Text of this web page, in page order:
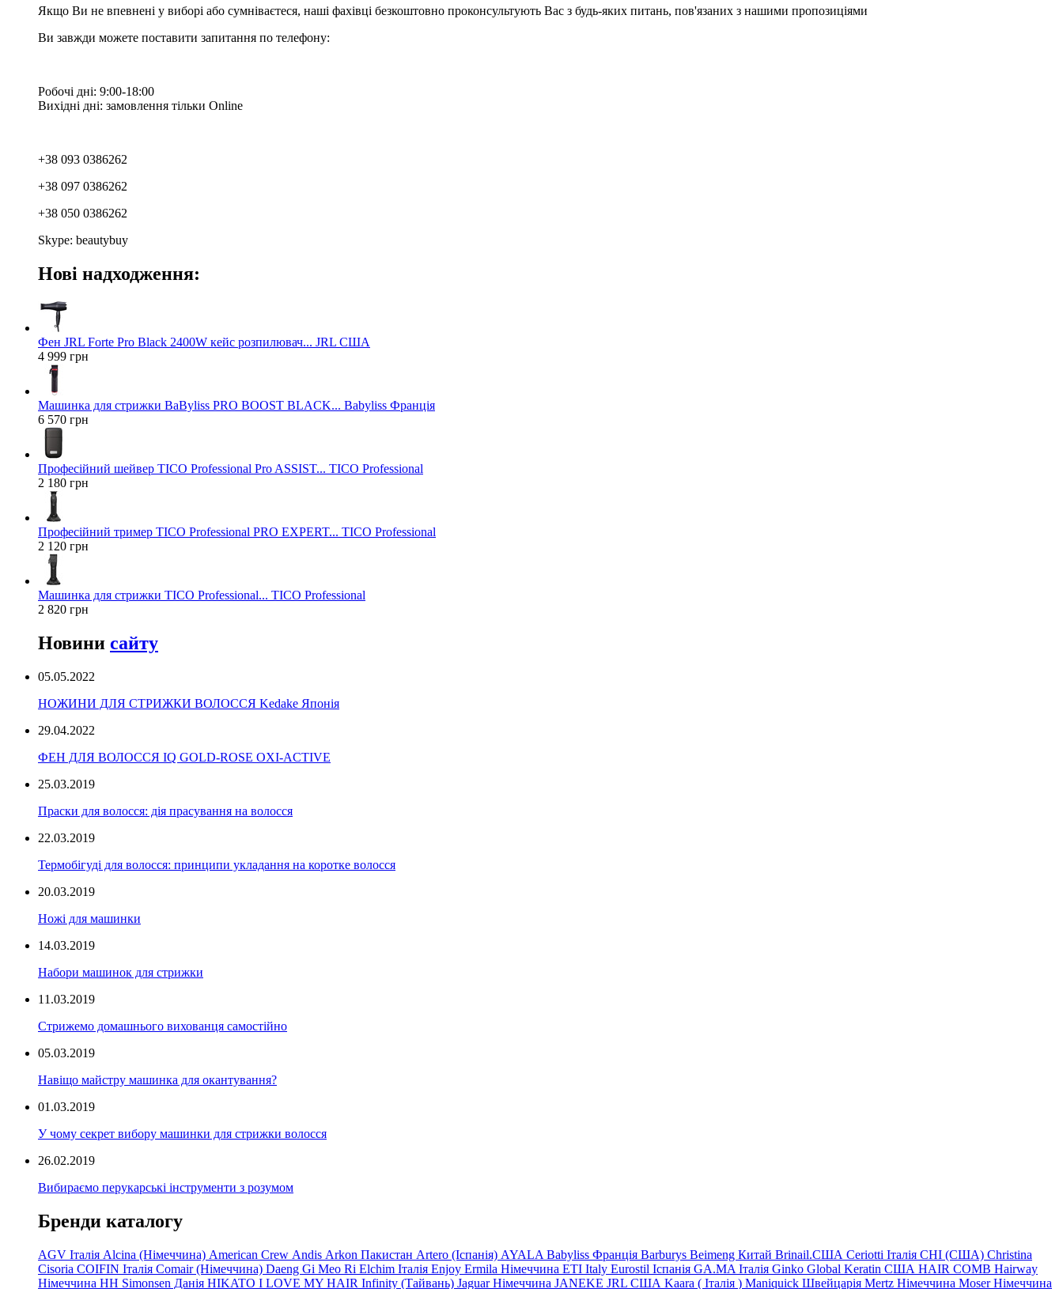
Якщо Ви не впевнені у виборі або сумніваєтеся, наші фахівці безкоштовно проконсультують Вас з будь-яких питань, пов'язаних з нашими пропозиціями
Ви завжди можете поставити запитання по телефону:
Робочі дні: 9:00-18:00
Вихідні дні: замовлення тільки Online
+38 093 0386262
+38 097 0386262
+38 050 0386262
Skype: beautybuy
Нові надходження:
Фен JRL Forte Pro Black 2400W кейс розпилювач... JRL США
4 999 грн
Машинка для стрижки BaByliss PRO BOOST BLACK... Babyliss Франція
6 570 грн
Професійний шейвер TICO Professional Pro ASSIST... TICO Professional
2 180 грн
Професійний тример TICO Professional PRO EXPERT... TICO Professional
2 120 грн
Машинка для стрижки TICO Professional... TICO Professional
2 820 грн
Новини сайту
05.05.2022
НОЖИНИ ДЛЯ СТРИЖКИ ВОЛОССЯ Kedake Японія
29.04.2022
ФЕН ДЛЯ ВОЛОССЯ IQ GOLD-ROSE OXI-ACTIVE
25.03.2019
Праски для волосся: дія прасування на волосся
22.03.2019
Термобігуді для волосся: принципи укладання на коротке волосся
20.03.2019
Ножі для машинки
14.03.2019
Набори машинок для стрижки
11.03.2019
Стрижемо домашнього вихованця самостійно
05.03.2019
Навіщо майстру машинка для окантування?
01.03.2019
У чому секрет вибору машинки для стрижки волосся
26.02.2019
Вибираємо перукарські інструменти з розумом
Бренди каталогу
AGV Італія Alcina (Німеччина) American Crew Andis Arkon Пакистан Artero (Іспанія) AYALA Babyliss Франція Barburys Beimeng Китай Brinail.США Ceriotti Італія CHI (США) Christina
Cisoria COIFIN Італія Comair(Німеччина) Daeng Gi Meo Ri Elchim Італія Enjoy Ermila Німеччина ETI Italy Eurostil Іспанія GA.MA Італія Ginko Global Keratin США HAIR COMB Hairway
Німеччина HH Simonsen Данія HIKATO I LOVE MY HAIR Infinity (Тайвань) Jaguar Німеччина JANEKE JRL США Kaara ( Італія ) Maniquick Швейцарія Mertz Німеччина Moser Німеччина